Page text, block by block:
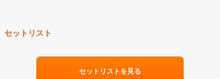
セットリスト
セットリストを見る